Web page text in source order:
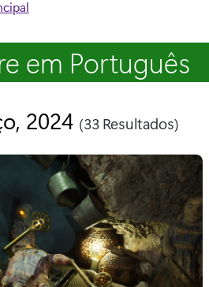
em Português
2024 (33 Resultados)